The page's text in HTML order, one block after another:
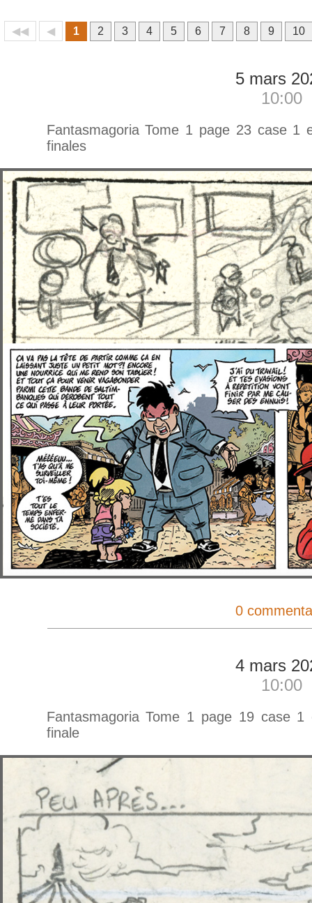
◀◀ ◀ 1 2 3 4 5 6 7 8 9 10
5 mars
10:00
Fantasmagoria Tome 1 page 23 case 1
finales
0
4 mars
10:00
Fantasmagoria Tome 1 page 19 case
finale